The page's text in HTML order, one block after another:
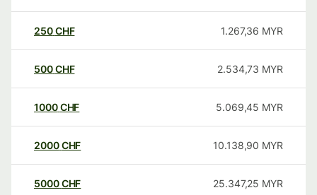
250CHF 1.267,36 MYR
500CHF 2.534,73 MYR
1000CHF 5.069,45 MYR
2000CHF 10.138,90 MYR
5000CHF 25.347,25 MYR